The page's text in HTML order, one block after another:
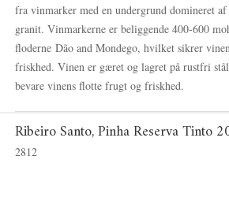
fra vinmarker med en undergrund domineret
granit. Vinmarkerne er beliggende 400-600
floderne Dão and Mondego, hvilket sikrer
friskhed. Vinen er gæret og lagret på rustfri
bevare vinens flotte frugt og friskhed.
Ribeiro Santo, Pinha Reserva Tinto
2812